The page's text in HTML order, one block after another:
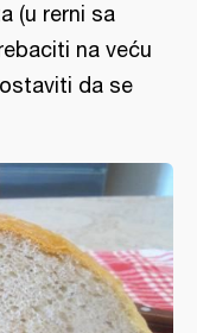
(u rerni sa
na veću
da se